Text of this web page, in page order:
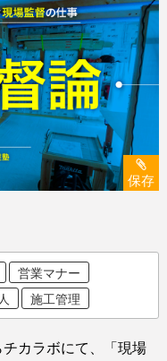
保存
営業マナー
施工管理
カラボにて、「現場